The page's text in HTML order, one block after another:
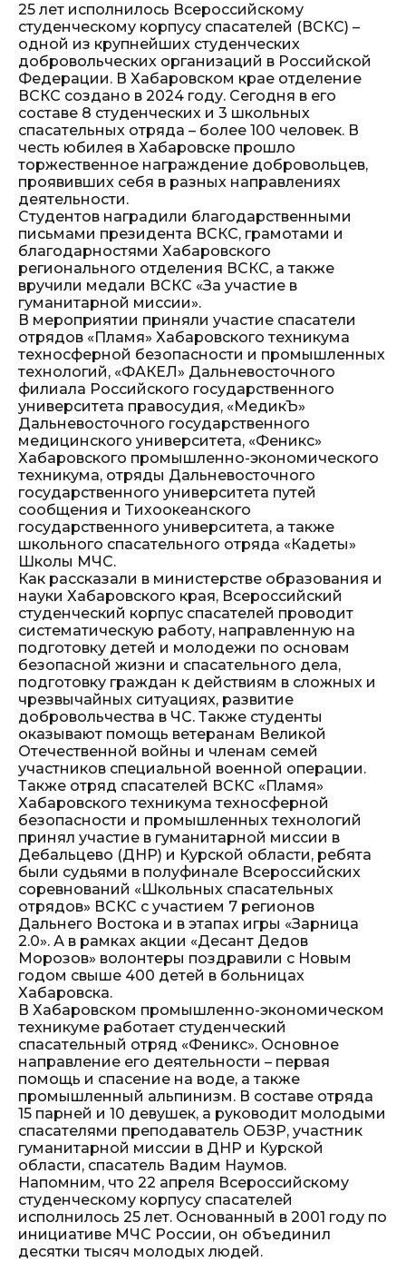
25 лет исполнилось Всероссийскому
студенческому корпусу спасателей (ВСКС) –
одной из крупнейших студенческих
добровольческих организаций в Российской
Федерации. В Хабаровском крае отделение
ВСКС создано в 2024 году. Сегодня в его
составе 8 студенческих и 3 школьных
спасательных отряда – более 100 человек. В
честь юбилея в Хабаровске прошло
торжественное награждение добровольцев,
проявивших себя в разных направлениях
деятельности.
Студентов наградили благодарственными
письмами президента ВСКС, грамотами и
благодарностями Хабаровского
регионального отделения ВСКС, а также
вручили медали ВСКС «За участие в
гуманитарной миссии».
В мероприятии приняли участие спасатели
отрядов «Пламя» Хабаровского техникума
техносферной безопасности и промышленных
технологий, «ФАКЕЛ» Дальневосточного
филиала Российского государственного
университета правосудия, «МедикЪ»
Дальневосточного государственного
медицинского университета, «Феникс»
Хабаровского промышленно-экономического
техникума, отряды Дальневосточного
государственного университета путей
сообщения и Тихоокеанского
государственного университета, а также
школьного спасательного отряда «Кадеты»
Школы МЧС.
Как рассказали в министерстве образования и
науки Хабаровского края, Всероссийский
студенческий корпус спасателей проводит
систематическую работу, направленную на
подготовку детей и молодежи по основам
безопасной жизни и спасательного дела,
подготовку граждан к действиям в сложных и
чрезвычайных ситуациях, развитие
добровольчества в ЧС. Также студенты
оказывают помощь ветеранам Великой
Отечественной войны и членам семей
участников специальной военной операции.
Также отряд спасателей ВСКС «Пламя»
Хабаровского техникума техносферной
безопасности и промышленных технологий
принял участие в гуманитарной миссии в
Дебальцево (ДНР) и Курской области, ребята
были судьями в полуфинале Всероссийских
соревнований «Школьных спасательных
отрядов» ВСКС с участием 7 регионов
Дальнего Востока и в этапах игры «Зарница
2.0». А в рамках акции «Десант Дедов
Морозов» волонтеры поздравили с Новым
годом свыше 400 детей в больницах
Хабаровска.
В Хабаровском промышленно-экономическом
техникуме работает студенческий
спасательный отряд «Феникс». Основное
направление его деятельности – первая
помощь и спасение на воде, а также
промышленный альпинизм. В составе отряда
15 парней и 10 девушек, а руководит молодыми
спасателями преподаватель ОБЗР, участник
гуманитарной миссии в ДНР и Курской
области, спасатель Вадим Наумов.
Напомним, что 22 апреля Всероссийскому
студенческому корпусу спасателей
исполнилось 25 лет. Основанный в 2001 году по
инициативе МЧС России, он объединил
десятки тысяч молодых людей.